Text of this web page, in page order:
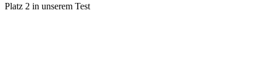
Platz 2 in unserem Test